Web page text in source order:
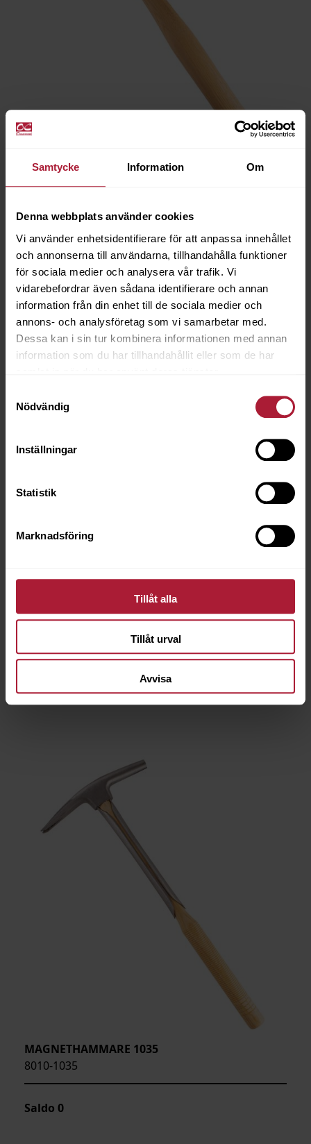
Samtycke Information Om
Denna webbplats använder cookies
Vi använder enhetsidentifierare för att anpassa innehållet
och annonserna till användarna, tillhandahålla funktioner
för sociala medier och analysera vår trafik. Vi
vidarebefordrar även sådana identifierare och annan
information från din enhet till de sociala medier och
annons- och analysföretag som vi samarbetar med.
Dessa kan i sin tur kombinera informationen med annan
information som du har tillhandahållit eller som de har
Nödvändig
Inställningar
Statistik
Marknadsföring
Tillåt alla
Tillåt urval
Avvisa
OSB TRÄKLUBBA HICKORY
8008-0895
Saldo 1
OSBORNE SLAGHAMMARE No 391
MAGNETHAMMARE 1035
8010-1035
Saldo 0